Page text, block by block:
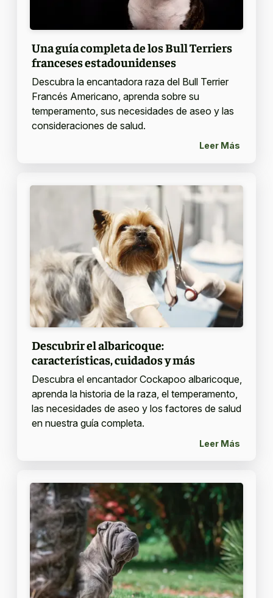
Una guía completa de los Bull Terriers
franceses estadounidenses
Descubra la encantadora raza del Bull Terrier
Francés Americano, aprenda sobre su
temperamento, sus necesidades de aseo y las
consideraciones de salud.
Leer Más
Descubrir el albaricoque:
características, cuidados y más
Descubra el encantador Cockapoo albaricoque,
aprenda la historia de la raza, el temperamento,
las necesidades de aseo y los factores de salud
en nuestra guía completa.
Leer Más